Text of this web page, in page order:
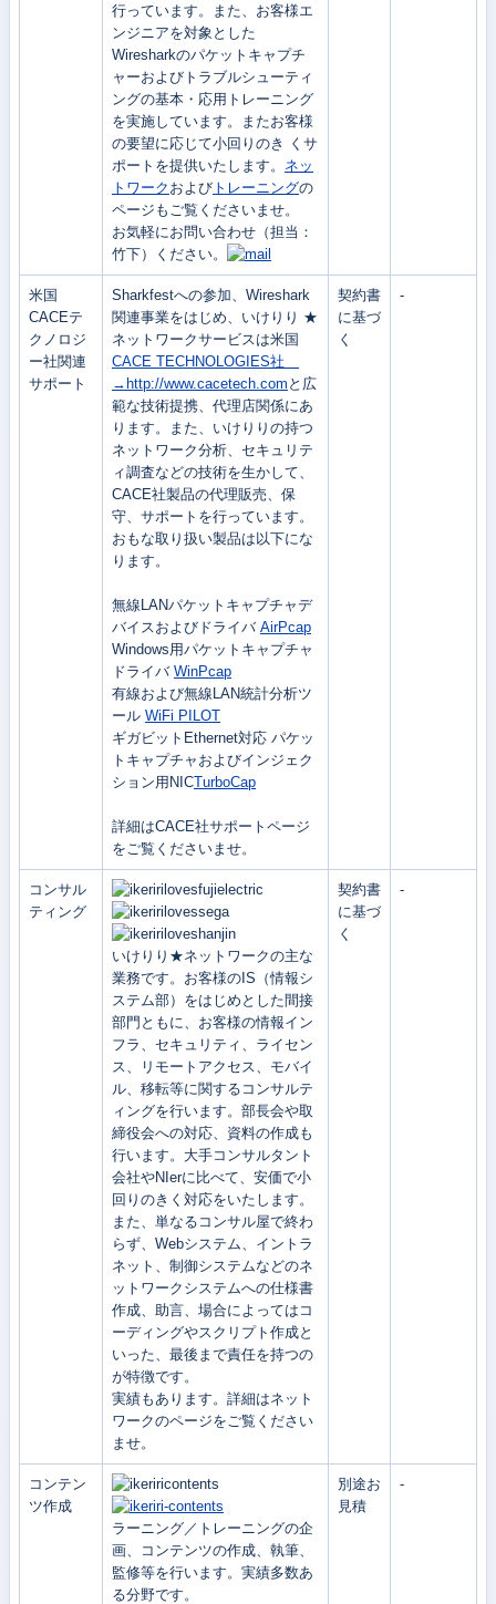
行っています。また、お客様エ
ンジニアを対象とした
Wiresharkのパケットキャプチ
ャーおよびトラブルシューティ
ングの基本・応用トレーニング
を実施しています。またお客様
の要望に応じて小回りのき くサ
ポートを提供いたします。 ネッ
トワーク および トレーニングの
ページもご覧くださいませ。
お気軽にお問い合わせ（担当：
竹下）ください。
米国
CACEテ
クノロジ
ー社関連
サポート
Sharkfestへの参加、Wireshark
関連事業をはじめ、いけりり ★
ネットワークサービスは米国
CACE TECHNOLOGIES社
→http://www.cacetech.com と広
範な技術提携、代理店関係にあ
ります。また、いけりりの持つ
ネットワーク分析、セキュリテ
ィ調査などの技術を生かして、
CACE社製品の代理販売、保
守、サポートを行っています。
おもな取り扱い製品は以下にな
ります。
無線LANパケットキャプチャデ
バイスおよびドライバ AirPcap
Windows用パケットキャプチャ
ドライバ WinPcap
有線および無線LAN統計分析ツ
ール WiFi PILOT
ギガビットEthernet対応 パケッ
トキャプチャおよびインジェク
ション用NICTurboCap
詳細はCACE社サポートページ
をご覧くださいませ。
契約書
に基づ
く
-
コンサル
ティング
いけりり★ネットワークの主な
業務です。お客様のIS（情報シ
ステム部）をはじめとした間接
部門ともに、お客様の情報イン
フラ、セキュリティ、ライセン
ス、リモートアクセス、モバイ
ル、移転等に関するコンサルテ
ィングを行います。部長会や取
締役会への対応、資料の作成も
行います。大手コンサルタント
会社やNIerに比べて、安価で小
回りのきく対応をいたします。
また、単なるコンサル屋で終わ
らず、Webシステム、イントラ
ネット、制御システムなどのネ
ットワークシステムへの仕様書
作成、助言、場合によってはコ
ーディングやスクリプト作成と
いった、最後まで責任を持つの
が特徴です。
実績もあります。詳細はネット
ワークのページをご覧ください
ませ。
契約書
に基づ
く
-
コンテン
ツ作成
ラーニング／トレーニングの企
画、コンテンツの作成、執筆、
監修等を行います。実績多数あ
る分野です。
別途お
見積
-